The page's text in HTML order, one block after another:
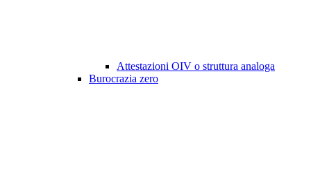
Attestazioni OIV o struttura analoga
Burocrazia zero